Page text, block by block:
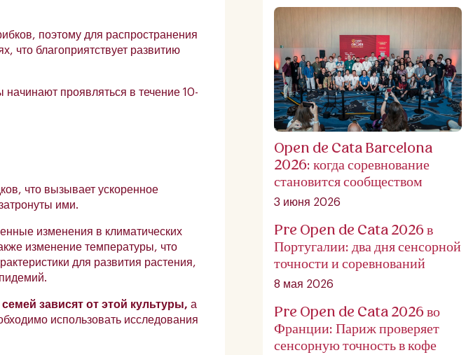
поэтому для распространения
что благоприятствует развитию
проявляться в течение 10-
что вызывает ускоренное
ими.
изменения в климатических
изменение температуры, что
для развития растения,
зависят от этой культуры, а
использовать исследования
Open de Cata Barcelona
2026: когда соревнование
становится сообществом
3 июня 2026
Pre Open de Cata 2026 в
Португалии: два дня сенсорной
точности и соревнований
8 мая 2026
Pre Open de Cata 2026 во
Франции: Париж проверяет
сенсорную точность в кофе